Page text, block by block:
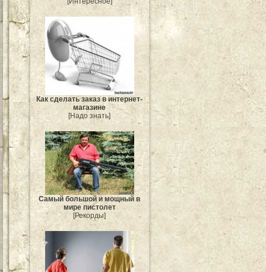
Как сделать заказ в интернет-
магазине
[Надо знать]
Самый большой и мощный в
мире пистолет
[Рекорды]